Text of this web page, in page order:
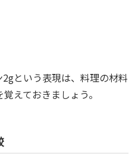
という表現は、料理の材料
えておきましょう。